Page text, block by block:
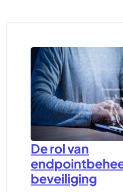
De rol van
beveiliging